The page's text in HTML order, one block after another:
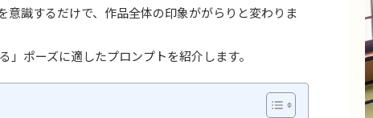
識するだけで、作品全体の印象ががらりと変わりま
ポーズに適したプロンプトを紹介します。